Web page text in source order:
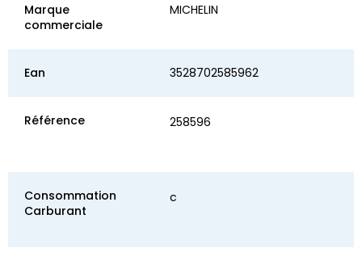
Marque
commerciale
MICHELIN
Ean 3528702585962
Référence 258596
Consommation
Carburant
c